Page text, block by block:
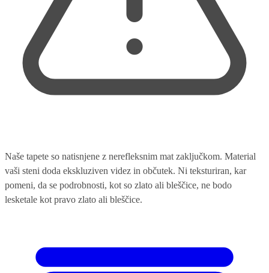
Naše tapete so natisnjene z nerefleksnim mat zaključkom. Material
vaši steni doda ekskluziven videz in občutek. Ni teksturiran, kar
pomeni, da se podrobnosti, kot so zlato ali bleščice, ne bodo
lesketale kot pravo zlato ali bleščice.